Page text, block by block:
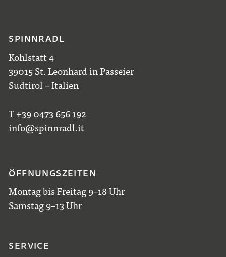
SPINNRADL
Kohlstatt 4
39015 St. Leonhard in Passeier
Südtirol – Italien
T +39 0473 656 192
info@spinnradl.it
ÖFFNUNGSZEITEN
Montag bis Freitag 9–18 Uhr
Samstag 9–13 Uhr
SERVICE